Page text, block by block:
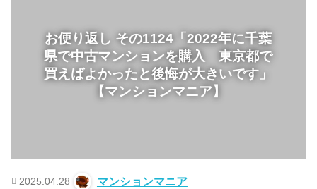
お便り返し その1124「2022年に千葉
県で中古マンションを購入 東京都で
買えばよかったと後悔が大きいです」
【マンションマニア】
2025.04.28 マンションマニア